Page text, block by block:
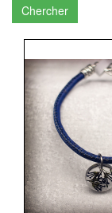
Chercher